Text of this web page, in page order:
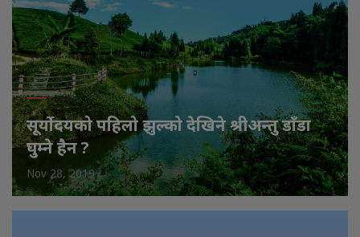
सूर्योदयको पहिलो झुल्को देखिने श्रीअन्तु डाँडा
घुम्ने हैन ?
Nov 28, 2019